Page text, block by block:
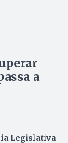
a
Legislativa